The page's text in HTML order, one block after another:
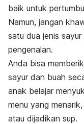
baik untuk
Namun, jangan
satu dua jenis
pengenalan.
Anda bisa
sayur dan buah
anak belajar
menu yang
atau dijadikan sup.